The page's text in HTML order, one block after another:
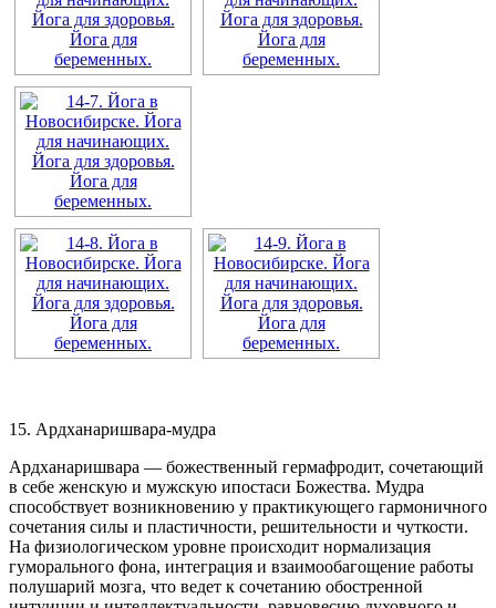
15. Ардханаришвара-мудра
Ардханаришвара — божественный гермафродит, сочетающий
в себе женскую и мужскую ипостаси Божества. Мудра
способствует возникновению у практикующего гармоничного
сочетания силы и пластичности, решительности и чуткости.
На физиологическом уровне происходит нормализация
гуморального фона, интеграция и взаимообагощение работы
полушарий мозга, что ведет к сочетанию обостренной